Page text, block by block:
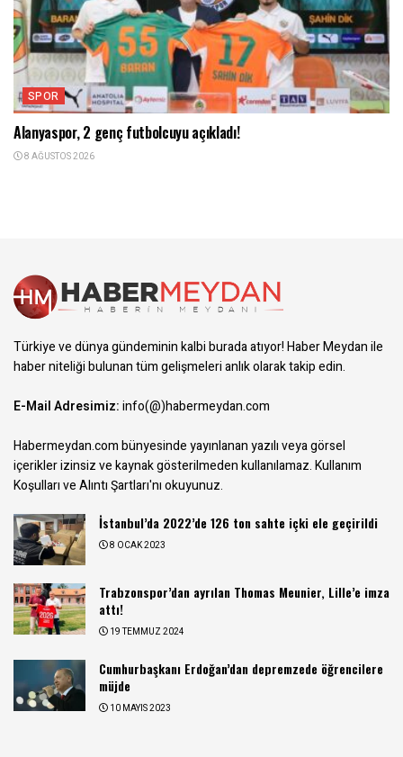
SPOR
Alanyaspor, 2 genç futbolcuyu açıkladı!
8 AĞUSTOS 2026
Türkiye ve dünya gündeminin kalbi burada atıyor! Haber Meydan ile
haber niteliği bulunan tüm gelişmeleri anlık olarak takip edin.
E-Mail Adresimiz:info(@)habermeydan.com
Habermeydan.com bünyesinde yayınlanan yazılı veya görsel
içerikler izinsiz ve kaynak gösterilmeden kullanılamaz.Kullanım
Koşulları ve Alıntı Şartları'nı okuyunuz.
İstanbul’da 2022’de 126 ton sahte içki ele geçirildi
8 OCAK 2023
Trabzonspor’dan ayrılan Thomas Meunier, Lille’e imza
attı!
19 TEMMUZ 2024
Cumhurbaşkanı Erdoğan’dan depremzede öğrencilere
müjde
10 MAYIS 2023